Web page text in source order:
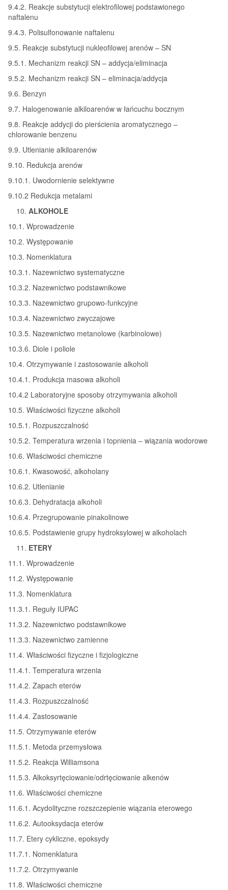
9.4.2. Reakcje substytucji elektrofilowej podstawionego
naftalenu
9.4.3. Polisulfonowanie naftalenu
9.5. Reakcje substytucji nukleofilowej arenów – SN
9.5.1. Mechanizm reakcji SN – addycja/eliminacja
9.5.2. Mechanizm reakcji SN – eliminacja/addycja
9.6. Benzyn
9.7. Halogenowanie alkiloarenów w łańcuchu bocznym
9.8. Reakcje addycji do pierścienia aromatycznego –
chlorowanie benzenu
9.9. Utlenianie alkiloarenów
9.10. Redukcja arenów
9.10.1. Uwodornienie selektywne
9.10.2 Redukcja metalami
ALKOHOLE
10.1. Wprowadzenie
10.2. Występowanie
10.3. Nomenklatura
10.3.1. Nazewnictwo systematyczne
10.3.2. Nazewnictwo podstawnikowe
10.3.3. Nazewnictwo grupowo-funkcyjne
10.3.4. Nazewnictwo zwyczajowe
10.3.5. Nazewnictwo metanolowe (karbinolowe)
10.3.6. Diole i poliole
10.4. Otrzymywanie i zastosowanie alkoholi
10.4.1. Produkcja masowa alkoholi
10.4.2 Laboratoryjne sposoby otrzymywania alkoholi
10.5. Właściwości fizyczne alkoholi
10.5.1. Rozpuszczalność
10.5.2. Temperatura wrzenia i topnienia – wiązania wodorowe
10.6. Właściwości chemiczne
10.6.1. Kwasowość, alkoholany
10.6.2. Utlenianie
10.6.3. Dehydratacja alkoholi
10.6.4. Przegrupowanie pinakolinowe
10.6.5. Podstawienie grupy hydroksylowej w alkoholach
ETERY
11.1. Wprowadzenie
11.2. Występowanie
11.3. Nomenklatura
11.3.1. Reguły IUPAC
11.3.2. Nazewnictwo podstawnikowe
11.3.3. Nazewnictwo zamienne
11.4. Właściwości fizyczne i fizjologiczne
11.4.1. Temperatura wrzenia
11.4.2. Zapach eterów
11.4.3. Rozpuszczalność
11.4.4. Zastosowanie
11.5. Otrzymywanie eterów
11.5.1. Metoda przemysłowa
11.5.2. Reakcja Williamsona
11.5.3. Alkoksyrtęciowanie/odrtęciowanie alkenów
11.6. Właściwości chemiczne
11.6.1. Acydolityczne rozszczepienie wiązania eterowego
11.6.2. Autooksydacja eterów
11.7. Etery cykliczne, epoksydy
11.7.1. Nomenklatura
11.7.2. Otrzymywanie
11.8. Właściwości chemiczne